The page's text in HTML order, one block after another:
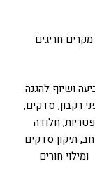
מקרים חריגים
ושיוף להגנה
רקבון, סדקים,
פטריות, חלודה
תיקון סדקים
ומילוי חורים